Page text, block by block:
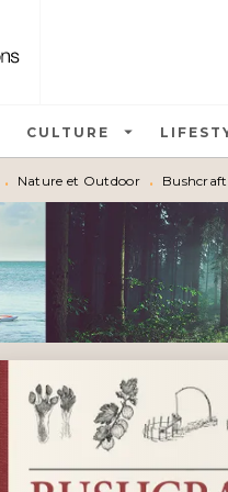
CULTURE arrow_drop_down
• Nature et Outdoor •